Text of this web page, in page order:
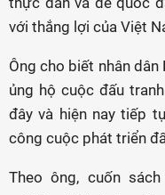
với thắng lợi của Việt
Ông cho biết nhân
ủng hộ cuộc đấu
đây và hiện nay tiếp
công cuộc phát triển
Theo ông, cuốn